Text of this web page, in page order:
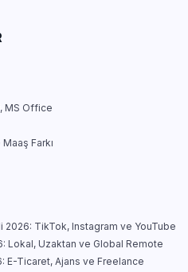
MS Office
Farkı
2026: TikTok, Instagram ve YouTube
Lokal, Uzaktan ve Global Remote
E-Ticaret, Ajans ve Freelance